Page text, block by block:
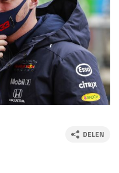
vr 14:00 - 15:00
za 13:00 - 15:00
zo 14:00 - 16:00
23 - 25 okt
za 23:00 - 00:00
DELEN